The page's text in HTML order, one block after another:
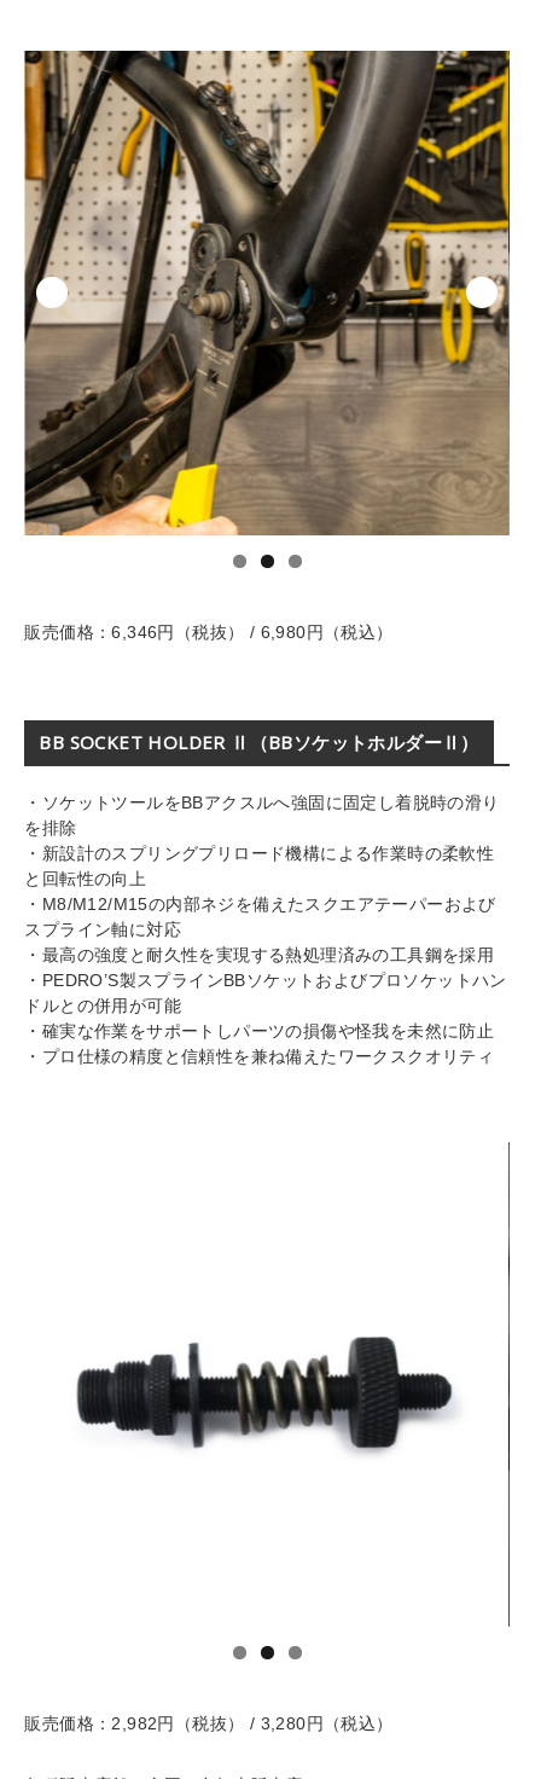
販売価格：6,346円（税抜） / 6,980円（税込）
BB SOCKET HOLDER Ⅱ（BBソケットホルダーⅡ）
・ソケットツールをBBアクスルへ強固に固定し着脱時の滑り
を排除
・新設計のスプリングプリロード機構による作業時の柔軟性
と回転性の向上
・M8/M12/M15の内部ネジを備えたスクエアテーパーおよび
スプライン軸に対応
・最高の強度と耐久性を実現する熱処理済みの工具鋼を採用
・PEDRO’S製スプラインBBソケットおよびプロソケットハン
ドルとの併用が可能
・確実な作業をサポートしパーツの損傷や怪我を未然に防止
・プロ仕様の精度と信頼性を兼ね備えたワークスクオリティ
販売価格：2,982円（税抜） / 3,280円（税込）